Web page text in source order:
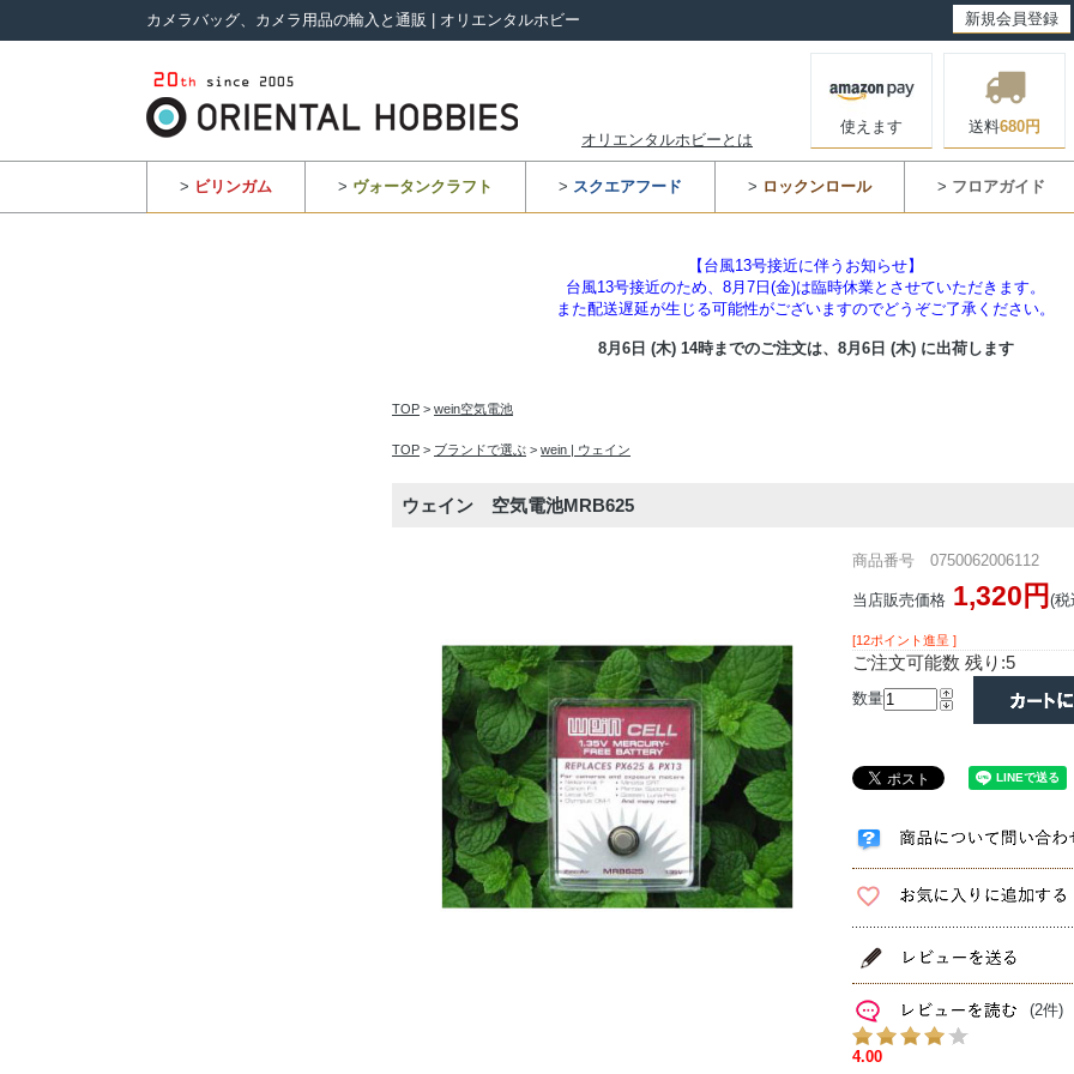
カメラバッグ、カメラ用品の輸入と通販 | オリエンタルホビー 新規会員登録
オリエンタルホビーとは
使えます 送料680円
> ビリンガム > ヴォータンクラフト > スクエアフード > ロックンロール > フロアガイド
【台風13号接近に伴うお知らせ】
台風13号接近のため、8月7日(金)は臨時休業とさせていただきます。
また配送遅延が生じる可能性がございますのでどうぞご了承ください。
8月6日 (木) 14時までのご注文は、 8月6日 (木) に出荷します
TOP > wein空気電池
TOP > ブランドで選ぶ > wein | ウェイン
ウェイン 空気電池MRB625
商品番号 0750062006112
当店販売価格 1,320円(税
[12ポイント進呈 ]
ご注文可能数 残り:5
数量
(2件)